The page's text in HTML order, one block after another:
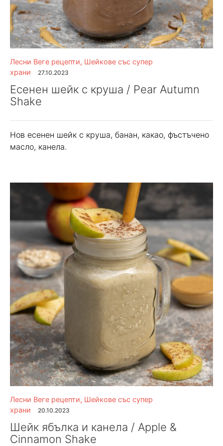
Лесни Веге рецепти, Шейкове със супер
храни
27.10.2023
Есенен шейк с круша / Pear Autumn
Shake
Нов есенен шейк с круша, банан, какао, фъстъчено
масло, канела.
Лесни Веге рецепти, Шейкове със супер
храни
20.10.2023
Шейк ябълка и канела / Apple &
Cinnamon Shake